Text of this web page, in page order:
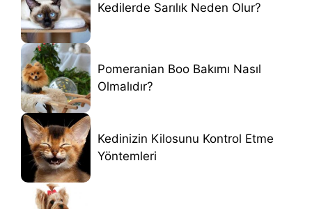
Kedilerde Sarılık Neden Olur?
Pomeranian Boo Bakımı Nasıl
Olmalıdır?
Kedinizin Kilosunu Kontrol Etme
Yöntemleri